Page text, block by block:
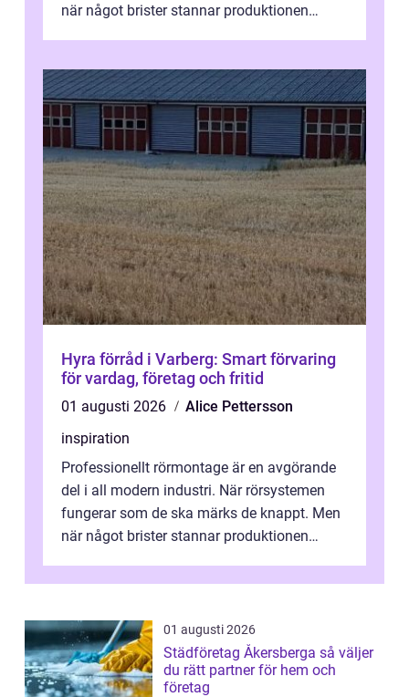
när något brister stannar produktionen
Hyra förråd i Varberg: Smart förvaring
för vardag, företag och fritid
01 augusti 2026
Alice Pettersson
inspiration
Professionellt rörmontage är en avgörande
del i all modern industri. När rörsystemen
fungerar som de ska märks de knappt. Men
när något brister stannar produktionen
01 augusti 2026
Städföretag Åkersberga så väljer
du rätt partner för hem och
företag